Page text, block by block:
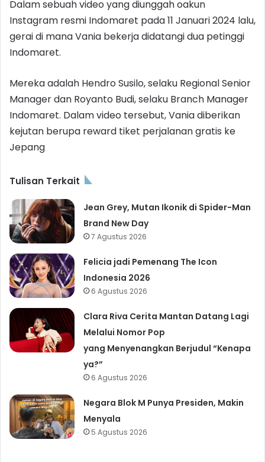
Dalam sebuah video yang diunggah oakun
Instagram resmi Indomaret pada 11 Januari 2024 lalu,
gerai di mana Vania bekerja didatangi dua petinggi
Indomaret.
Mereka adalah Hendro Susilo, selaku Regional Senior
Manager dan Royanto Budi, selaku Branch Manager
Indomaret. Dalam video tersebut, Vania diberikan
kejutan berupa reward tiket perjalanan gratis ke
Jepang
Tulisan Terkait
Jean Grey, Mutan Ikonik di Spider-Man
Brand New Day
7 Agustus 2026
Felicia jadi Pemenang The Icon
Indonesia 2026
6 Agustus 2026
Clara Riva Cerita Mantan Datang Lagi
Melalui Nomor Pop
yang Menyenangkan Berjudul “Kenapa
ya?”
6 Agustus 2026
Negara Blok M Punya Presiden, Makin
Menyala
5 Agustus 2026